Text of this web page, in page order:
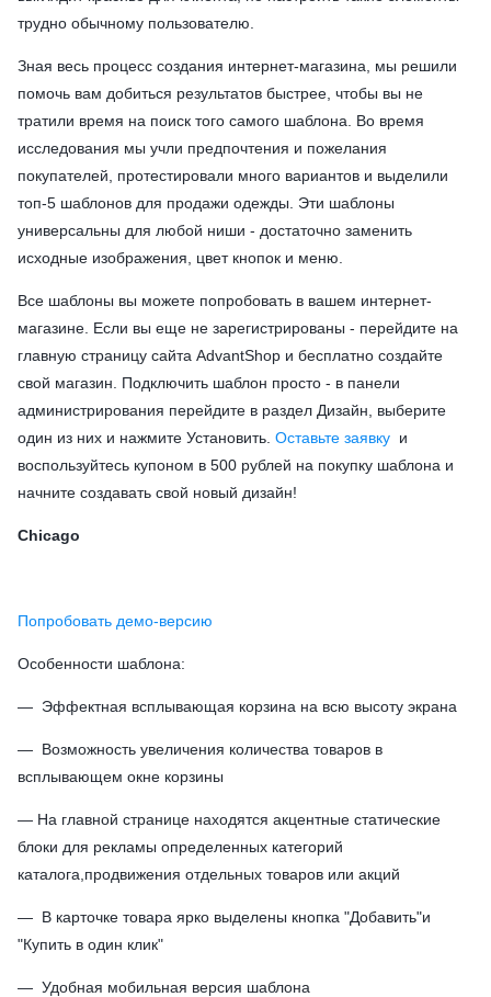
трудно обычному пользователю.
Зная весь процесс создания интернет-магазина, мы решили
помочь вам добиться результатов быстрее, чтобы вы не
тратили время на поиск того самого шаблона. Во время
исследования мы учли предпочтения и пожелания
покупателей, протестировали много вариантов и выделили
топ-5 шаблонов для продажи одежды. Эти шаблоны
универсальны для любой ниши - достаточно заменить
исходные изображения, цвет кнопок и меню.
Все шаблоны вы можете попробовать в вашем интернет-
магазине. Если вы еще не зарегистрированы - перейдите на
главную страницу сайта AdvantShop и бесплатно создайте
свой магазин. Подключить шаблон просто - в панели
администрирования перейдите в раздел Дизайн, выберите
один из них и нажмите Установить. Оставьте заявку и
воспользуйтесь купоном в 500 рублей на покупку шаблона и
начните создавать свой новый дизайн!
Chicago
Попробовать демо-версию
Особенности шаблона:
— Эффектная всплывающая корзина на всю высоту экрана
— Возможность увеличения количества товаров в
всплывающем окне корзины
— На главной странице находятся акцентные статические
блоки для рекламы определенных категорий
каталога,продвижения отдельных товаров или акций
— В карточке товара ярко выделены кнопка "Добавить"и
"Купить в один клик"
— Удобная мобильная версия шаблона